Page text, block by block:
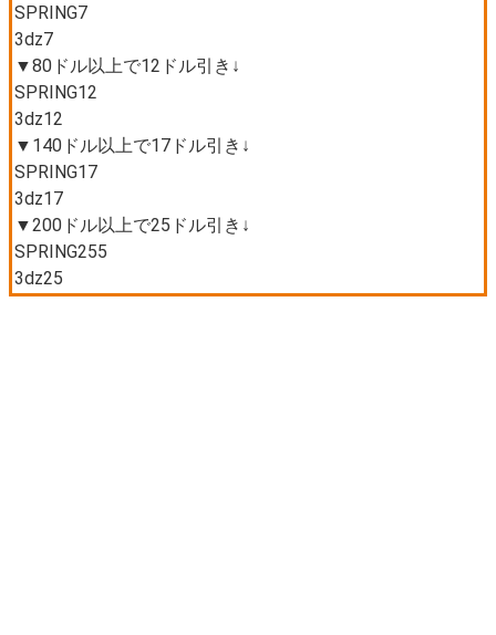
SPRING7
3dz7
▼80ドル以上で12ドル引き↓
SPRING12
3dz12
▼140ドル以上で17ドル引き↓
SPRING17
3dz17
▼200ドル以上で25ドル引き↓
SPRING255
3dz25